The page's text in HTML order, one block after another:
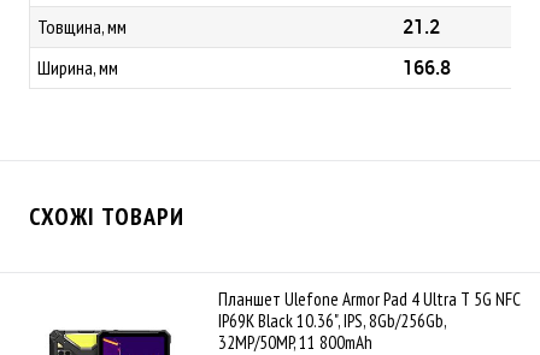
Товщина, мм 21.2
Ширина, мм 166.8
СХОЖІ ТОВАРИ
Планшет Ulefone Armor Pad 4 Ultra T 5G NFC
IP69K Black 10.36", IPS, 8Gb/256Gb,
32MP/50MP, 11 800mAh